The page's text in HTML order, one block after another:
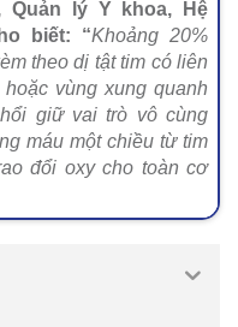
Quản lý Y khoa, Hệ
biết: “Khoảng 20%
theo dị tật tim có liên
vùng xung quanh
giữ vai trò vô cùng
máu một chiều từ tim
đổi oxy cho toàn cơ